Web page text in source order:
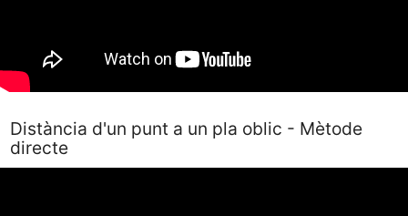
Distància d'un punt a un pla oblic - Mètode
directe